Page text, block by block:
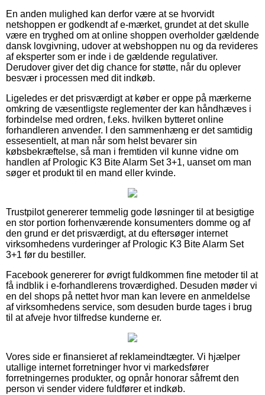
En anden mulighed kan derfor være at se hvorvidt
netshoppen er godkendt af e-mærket, grundet at det skulle
være en tryghed om at online shoppen overholder gældende
dansk lovgivning, udover at webshoppen nu og da revideres
af eksperter som er inde i de gældende regulativer.
Derudover giver det dig chance for støtte, når du oplever
besvær i processen med dit indkøb.
Ligeledes er det prisværdigt at køber er oppe på mærkerne
omkring de væsentligste reglementer der kan håndhæves i
forbindelse med ordren, f.eks. hvilken bytteret online
forhandleren anvender. I den sammenhæng er det samtidig
essesentielt, at man når som helst bevarer sin
købsbekræftelse, så man i fremtiden vil kunne vidne om
handlen af Prologic K3 Bite Alarm Set 3+1, uanset om man
søger et produkt til en mand eller kvinde.
Trustpilot genererer temmelig gode løsninger til at besigtige
en stor portion forhenværende konsumenters domme og af
den grund er det prisværdigt, at du eftersøger internet
virksomhedens vurderinger af Prologic K3 Bite Alarm Set
3+1 før du bestiller.
Facebook genererer for øvrigt fuldkommen fine metoder til at
få indblik i e-forhandlerens troværdighed. Desuden møder vi
en del shops på nettet hvor man kan levere en anmeldelse
af virksomhedens service, som desuden burde tages i brug
til at afveje hvor tilfredse kunderne er.
Vores side er finansieret af reklameindtægter. Vi hjælper
utallige internet forretninger hvor vi markedsfører
forretningernes produkter, og opnår honorar såfremt den
person vi sender videre fuldfører et indkøb.